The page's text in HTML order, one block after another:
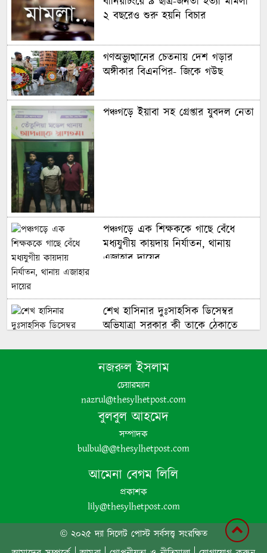
২ বছরেও শুরু হয়নি বিচার
গণঅভ্যুত্থানের চেতনায় দেশ গড়ার
অঙ্গীকার বিএনপির- জিকে গউছ
পঞ্চগড়ে ইয়াবা সহ গ্রেপ্তার যুবদল নেতা
পঞ্চগড়ে এক শিক্ষককে গাছে বেঁধে
মধ্যযুগীয় কায়দায় নির্যাতন, থানায়
এজাহার দায়ের
শেখ হাসিনার দুঃসাহসিক ডিসেম্বর
অভিযাত্রা সরকার কী তাকে ঠেকাতে
হবিগঞ্জে ভারতীয় অবৈধ পণ্য আটক
নবীগঞ্জে গৃহবধূর ঝুলন্ত মরদেহ উদ্ধার
পঞ্চগড়ে অপপ্রচার ও চরিত্রহননের
অভিযোগ তুলে তরুণী রাহেমীন মারিয়া
এলিনের সংবাদ সম্মেলন
নজরুল ইসলাম
চেয়ারম্যান
nazrul@thesylhetpost.com
বুলবুল আহমেদ
সম্পাদক
bulbul@@thesylhetpost.com
আমেনা বেগম লিলি
প্রকাশক
lily@thesylhetpost.com
© ২০২৫ দ্যা সিলেট পোস্ট সর্বসত্ত্ব সংরক্ষিত